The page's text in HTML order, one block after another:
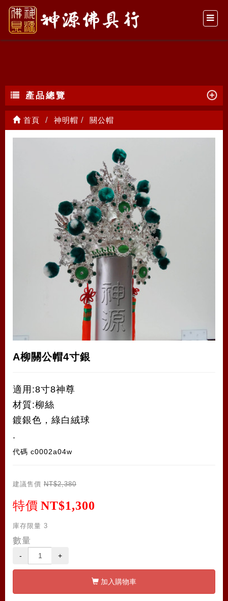
關公帽
產品總覽
首頁 神明帽 關公帽
A柳關公帽4寸銀
適用:8寸8神尊
材質:柳絲
鍍銀色，綠白絨球
.
代碼 c0002a04w
建議售價 NT$2,380
特價 NT$1,300
庫存限量 3
數量
- +
加入購物車